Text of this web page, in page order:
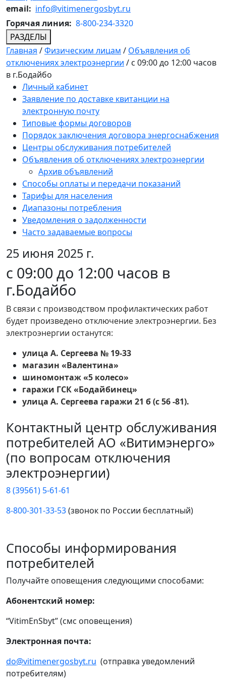
email: info@vitimenergosbyt.ru
Горячая линия: 8-800-234-3320
РАЗДЕЛЫ
Главная /Физическим лицам / Объявления об
отключениях электроэнергии / с 09:00 до 12:00 часов
в г.Бодайбо
Личный кабинет
Заявление по доставке квитанции на
электронную почту
Типовые формы договоров
Порядок заключения договора энергоснабжения
Центры обслуживания потребителей
Объявления об отключениях электроэнергии
Архив объявлений
Способы оплаты и передачи показаний
Тарифы для населения
Диапазоны потребления
Уведомления о задолженности
Часто задаваемые вопросы
25 июня 2025 г.
с 09:00 до 12:00 часов в
г.Бодайбо
В связи с производством профилактических работ
будет произведено отключение электроэнергии. Без
электроэнергии останутся:
улица А. Сергеева № 19-33
магазин «Валентина»
шиномонтаж «5 колесо»
гаражи ГСК «Бодайбинец»
улица А. Сергеева гаражи 21 б (с 56 -81).
Контактный центр обслуживания
потребителей АО «Витимэнерго»
(по вопросам отключения
электроэнергии)
8 (39561) 5-61-61
8-800-301-33-53(звонок по России бесплатный)
Способы информирования
потребителей
Получайте оповещения следующими способами:
Абонентский номер:
“VitimEnSbyt” (смс оповещения)
Электронная почта:
do@vitimenergosbyt.ru (отправка уведомлений
потребителям)